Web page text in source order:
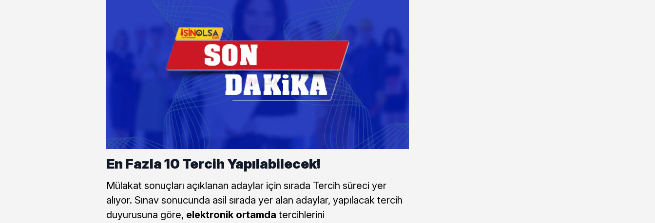
En Fazla 10 Tercih Yapılabilecek!
Mülakat sonuçları açıklanan adaylar için sırada Tercih süreci yer
alıyor. Sınav sonucunda asil sırada yer alan adaylar, yapılacak tercih
duyurusuna göre, elektronik ortamda tercihlerini